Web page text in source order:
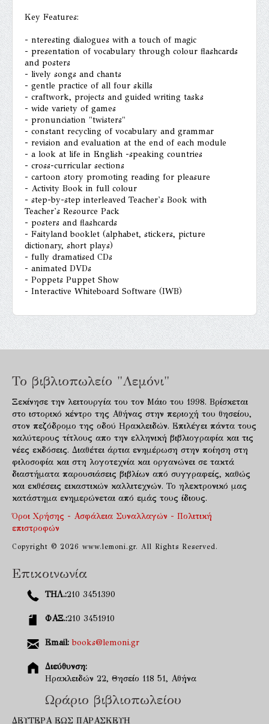
Key Features:
- nteresting dialogues with a touch of magic
- presentation of vocabulary through colour flashcards
and posters
- lively songs and chants
- gentle practice of all four skills
- craftwork, projects and guided writing tasks
- wide variety of games
- pronunciation "twisters"
- constant recycling of vocabulary and grammar
- revision and evaluation at the end of each module
- a look at life in English -speaking countries
- cross-curricular sections
- cartoon story promoting reading for pleasure
- Activity Book in full colour
- step-by-step interleaved Teacher's Book with
Teacher's Resource Pack
- posters and flashcards
- Faityland booklet (alphabet, stickers, picture
dictionary, short plays)
- fully dramatised CDs
- animated DVDs
- Poppets Puppet Show
- Interactive Whiteboard Software (IWB)
Το βιβλιοπωλείο "Λεμόνι"
Ξεκίνησε την λειτουργία του τον Μάιο του 1998. Βρίσκεται
στο ιστορικό κέντρο της Αθήνας στην περιοχή του θησείου,
στον πεζόδρομο της οδού Ηρακλειδών. Επιλέγει πάντα τους
καλύτερους τίτλους απο την ελληνική βιβλιογραφία και τις
νέες εκδόσεις. Διαθέτει άρτια ενημέρωση στην ποίηση στη
φιλοσοφία και στη λογοτεχνία και οργανώνει σε τακτά
διαστήματα παρουσιάσεις βιβλίων από συγγραφείς, καθώς
και εκθέσεις εικαστικών καλλιτεχνών. Το ηλεκτρονικό μας
κατάστημα ενημερώνεται από εμάς τους ίδιους.
Όροι Χρήσης - Ασφάλεια Συναλλαγών - Πολιτική
επιστροφών
Copyright © 2026 www.lemoni.gr. All Rights Reserved.
Επικοινωνία
ΤΗΛ.:210 3451390
ΦΑΞ.:210 3451910
Email: books@lemoni.gr
Διεύθυνση:
Ηρακλειδών 22, Θησείο 118 51, Αθήνα
Ωράριο βιβλιοπωλείου
ΔΕΥΤΕΡΑ ΕΩΣ ΠΑΡΑΣΚΕΥΗ